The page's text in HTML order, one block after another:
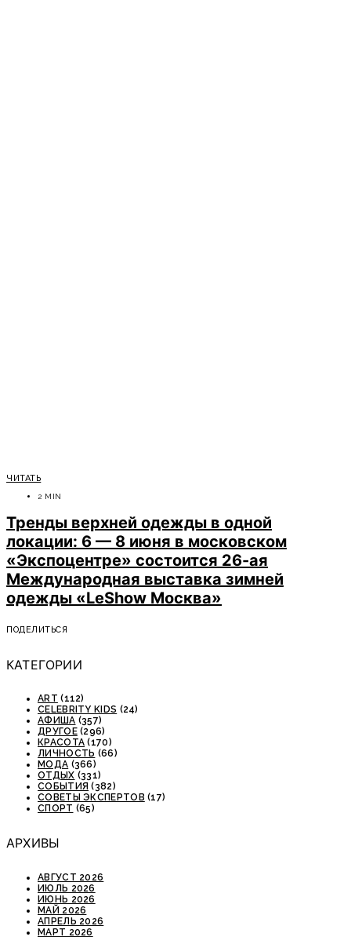
ЧИТАТЬ
2 MIN
Тренды верхней одежды в одной
локации: 6 — 8 июня в московском
«Экспоцентре» состоится 26-ая
Международная выставка зимней
одежды «LeShow Москва»
ПОДЕЛИТЬСЯ
КАТЕГОРИИ
ART (112)
CELEBRITY KIDS (24)
АФИША (357)
ДРУГОЕ(296)
КРАСОТА (170)
ЛИЧНОСТЬ (66)
МОДА (366)
ОТДЫХ (331)
СОБЫТИЯ (382)
СОВЕТЫ ЭКСПЕРТОВ (17)
СПОРТ (65)
АРХИВЫ
АВГУСТ 2026
ИЮЛЬ 2026
ИЮНЬ 2026
МАЙ 2026
АПРЕЛЬ 2026
МАРТ 2026